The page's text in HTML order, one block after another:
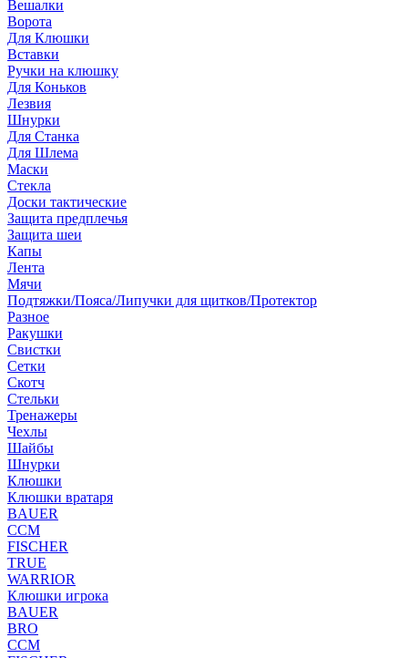
Вешалки
Ворота
Для Клюшки
Вставки
Ручки на клюшку
Для Коньков
Лезвия
Шнурки
Для Станка
Для Шлема
Маски
Стекла
Доски тактические
Защита предплечья
Защита шеи
Капы
Лента
Мячи
Подтяжки/Пояса/Липучки для щитков/Протектор
Разное
Ракушки
Свистки
Сетки
Скотч
Стельки
Тренажеры
Чехлы
Шайбы
Шнурки
Клюшки
Клюшки вратаря
BAUER
CCM
FISCHER
TRUE
WARRIOR
Клюшки игрока
BAUER
BRO
CCM